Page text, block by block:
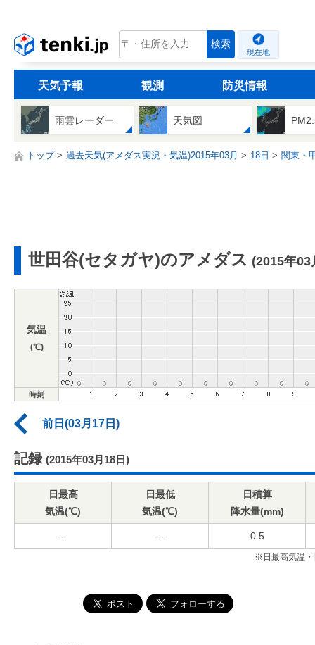
tenki.jp 検索
現在地
天気予報 観測 防災情報
雨雲レーダー 天気図
トップ 過去天気(アメダス実況・気温)2015年03月 18日 関東・
世田谷(セタガヤ)のアメダス (2015年03
気温
(℃)
時刻
前日(03月17日)
記録 (2015年03月18日)
日最高
気温(℃)
日最低
気温(℃)
日積算
降水量(mm)
--- --- 0.5
※日最高気温・